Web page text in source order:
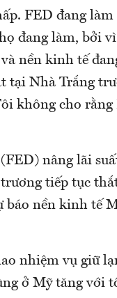
FED đang
đang làm, bởi
nền kinh tế
tại Nhà Trắng
không cho
nâng lãi
tiếp tục
báo nền kinh tế
nhiệm vụ giữ
ở Mỹ tăng với